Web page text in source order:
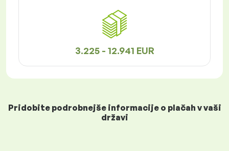
3.225 - 12.941 EUR
Pridobite podrobnejše informacije o plačah v vaši
državi